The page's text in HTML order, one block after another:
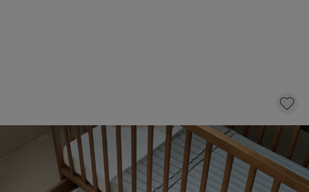
ONDERSCHUIFLADE VOOR LEDIKANT
«HETRE» | 60 X 120 CM | WALNOOT